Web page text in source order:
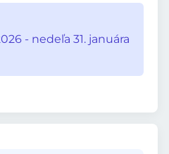
- nedeľa 31. januára